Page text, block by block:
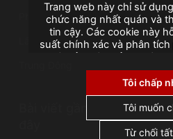
Lãnh thổ hải ngoại Pháp
Trang web này chỉ sử
chức năng nhất quán và
tin cậy. Các cookie này
suất chính xác và phân
tôi cải thiện trải nghiệm
không sử dụng cookie cho
thị lại, và không chia sẻ
nhân cho bên thứ ba.
"Chấp nhận tất cả", bạn
tôi sử dụng
Tôi chấp
Tôi muốn
Từ chối